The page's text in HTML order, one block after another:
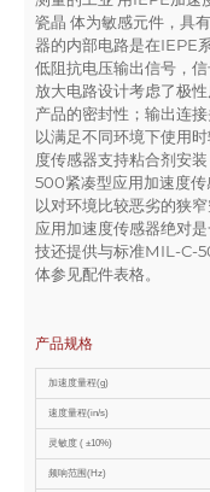
瓷晶 体为敏感元件，具
器的内部电路是在IEPE
低阻抗电压输出信号，
放大电路设计考虑了极
产品的密封性；输出连
以满足不同环境下使用
度传感器支持粘合剂安
500紧凑型应用加速度
以对环境比较恶劣的狭
应用加速度传感器绝对
技还提供与标准MIL-C-
体参见配件表格。
产品规格
加速度量程(g)
速度量程(in/s)
灵敏度 ( ±10%)
频响范围(Hz)